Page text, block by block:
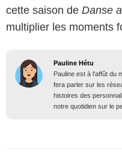
cette saison de Danse
multiplier les moments
Pauline Hétu
Pauline est à l'affût du
fera parler sur les
histoires des
notre quotidien sur le